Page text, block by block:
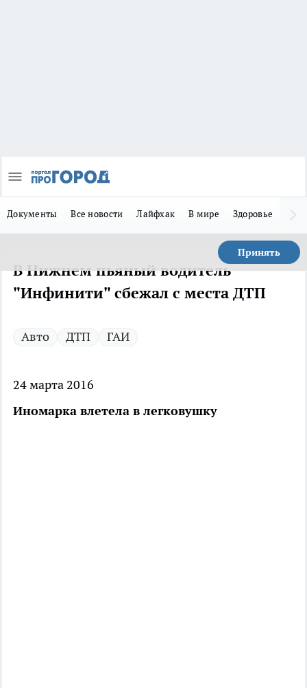
Документы Все новости Лайфхак В мире Здоровье
Принять
В Нижнем пьяный водитель
"Инфинити" сбежал с места ДТП
Авто ДТП ГАИ
24 марта 2016
Иномарка влетела в легковушку